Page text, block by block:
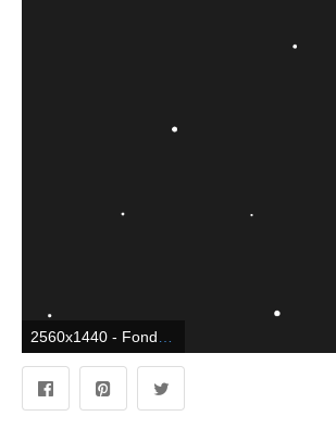
2560x1440 - Fondo de pantalla 2560x1440. Imágen 2K aesthetic PC.